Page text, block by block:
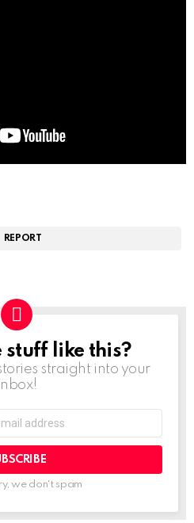
REPORT
stuff like this?
straight into your
we don't spam